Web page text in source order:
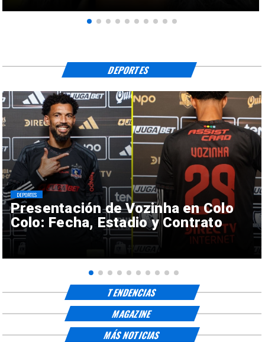
Presentación de Vozinha en Colo
Colo: Fecha, Estadio y Contrato
DEPORTES
DEPORTES
TENDENCIAS
MAGAZINE
MÁS NOTICIAS